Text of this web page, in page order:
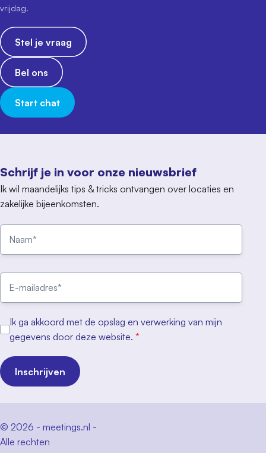
Schrijf je in voor onze nieuwsbrief
Ik wil maandelijks tips & tricks ontvangen over locaties en
zakelijke bijeenkomsten.
Ik ga akkoord met de opslag en verwerking van mijn
gegevens door deze website. *
Inschrijven
vrijdag.
Stel je vraag
Bel ons
Start chat
© 2026 - meetings.nl -
Alle rechten